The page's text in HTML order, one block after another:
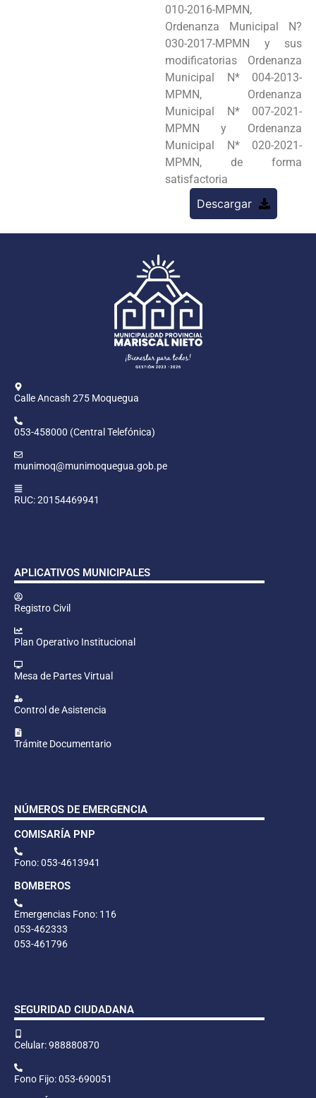
010-2016-MPMN,
Ordenanza Municipal N?
030-2017-MPMN y sus
modificatorias Ordenanza
Municipal N* 004-2013-
MPMN, Ordenanza
Municipal N* 007-2021-
MPMN y Ordenanza
Municipal N* 020-2021-
MPMN, de forma
satisfactoria
Descargar
Calle Ancash 275 Moquegua
053-458000 (Central Telefónica)
munimoq@munimoquegua.gob.pe
RUC: 20154469941
APLICATIVOS MUNICIPALES
Registro Civil
Plan Operativo Institucional
Mesa de Partes Virtual
Control de Asistencia
Trámite Documentario
NÚMEROS DE EMERGENCIA
COMISARÍA PNP
Fono: 053-4613941
BOMBEROS
Emergencias Fono: 116
053-462333
053-461796
SEGURIDAD CIUDADANA
Celular: 988880870
Fono Fijo: 053-690051